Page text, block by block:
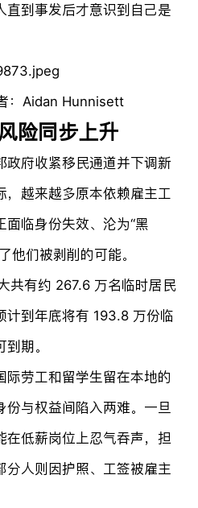
直到事发后才意识到自己是
：Aidan Hunnisett
险同步上升
政府收紧移民通道并下调新
，越来越多原本依赖雇主工
临身份失效、沦为“黑
他们被剥削的可能。
共有约 267.6 万名临时居民
计到年底将有 193.8 万份临
期。
际劳工和留学生留在本地的
份与权益间陷入两难。一旦
在低薪岗位上忍气吞声，担
分人则因护照、工签被雇主